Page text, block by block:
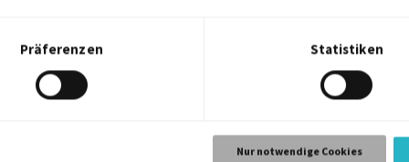
Präferenzen Statistiken
Nur notwendige Cookies